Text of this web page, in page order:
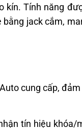
kín. Tính năng
jack cắm,
cung cấp,
tín hiệu khóa/